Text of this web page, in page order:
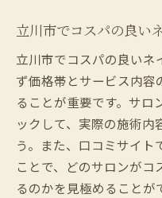
態
立川市でコスパ抜
予算に合った
価格と技術の
立川市で求め
スとは
初心者でも安
立川市でコスパの良い
立川市でコスパの良いネ
ず価格帯とサービス内容
ることが重要です。サロ
ックして、実際の施術内
う。また、口コミサイト
ことで、どのサロンが
るのかを見極めることが